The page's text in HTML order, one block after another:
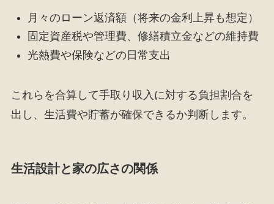
月々のローン返済額（将来の金利上昇も想定）
固定資産税や管理費、修繕積立金などの維持費
光熱費や保険などの日常支出
これらを合算して手取り収入に対する負担割合を
出し、生活費や貯蓄が確保できるか判断します。
生活設計と家の広さの関係